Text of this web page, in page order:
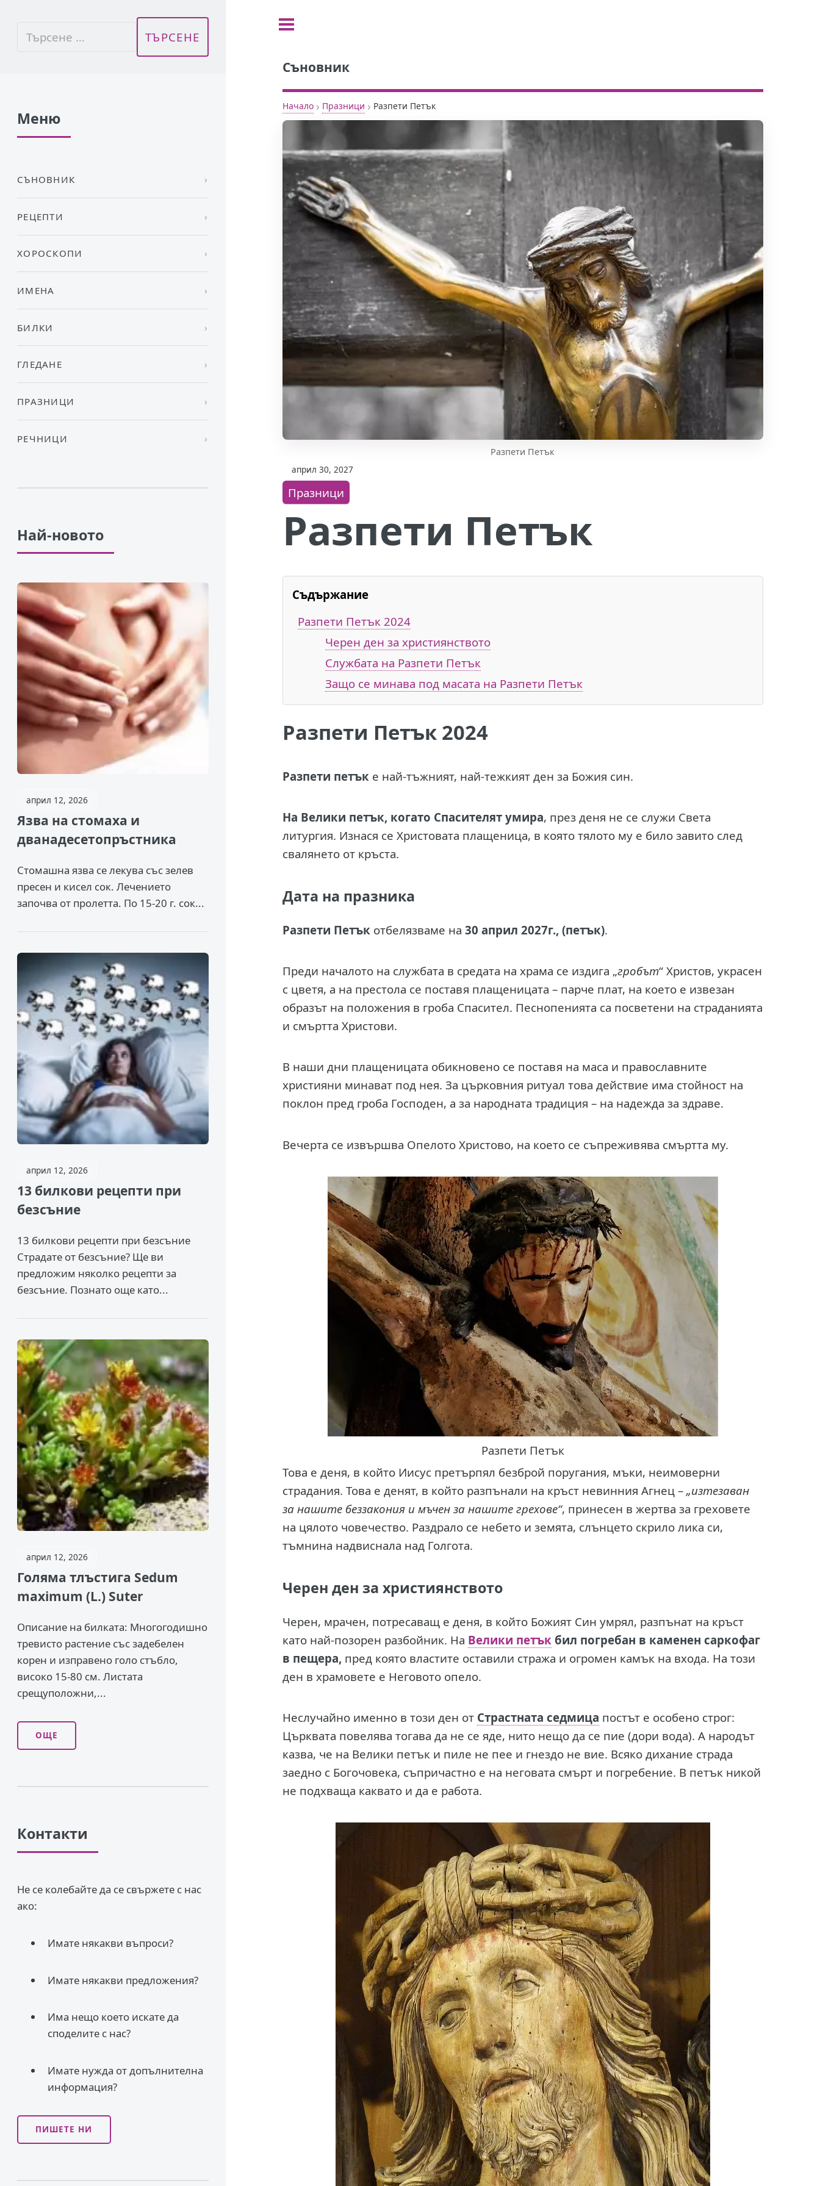
Съновник
Начало › Празници › Разпети Петък
Разпети Петък
април 30, 2027
Празници
Разпети Петък
Съдържание
Разпети Петък 2024
Черен ден за християнството
Службата на Разпети Петък
Защо се минава под масата на Разпети Петък
Разпети Петък 2024
Разпети петък е най-тъжният, най-тежкият ден за Божия син.
На Велики петък, когато Спасителят умира, през деня не се служи Света
литургия. Изнася се Христовата плащеница, в която тялото му е било завито след
свалянето от кръста.
Дата на празника
Разпети Петък отбелязваме на 30 април 2027г., (петък).
Преди началото на службата в средата на храма се издига „гробът“ Христов, украсен
с цветя, а на престола се поставя плащеницата – парче плат, на което е извезан
образът на положения в гроба Спасител. Песнопенията са посветени на страданията
и смъртта Христови.
В наши дни плащеницата обикновено се поставя на маса и православните
християни минават под нея. За църковния ритуал това действие има стойност на
поклон пред гроба Господен, а за народната традиция – на надежда за здраве.
Вечерта се извършва Опелото Христово, на което се съпреживява смъртта му.
Разпети Петък
Това е деня, в който Иисус претърпял безброй поругания, мъки, неимоверни
страдания. Това е денят, в който разпънали на кръст невинния Агнец – „изтезаван
за нашите беззакония и мъчен за нашите грехове“, принесен в жертва за греховете
на цялото човечество. Раздрало се небето и земята, слънцето скрило лика си,
тъмнина надвиснала над Голгота.
Черен ден за християнството
Черен, мрачен, потресаващ е деня, в който Божият Син умрял, разпънат на кръст
като най-позорен разбойник. На Велики петък бил погребан в каменен саркофаг
в пещера, пред която властите оставили стража и огромен камък на входа. На този
ден в храмовете е Неговото опело.
Неслучайно именно в този ден от Страстната седмица постът е особено строг:
Църквата повелява тогава да не се яде, нито нещо да се пие (дори вода). А народът
казва, че на Велики петък и пиле не пее и гнездо не вие. Всяко дихание страда
заедно с Богочовека, съпричастно е на неговата смърт и погребение. В петък никой
не подхваща каквато и да е работа.
Меню
СЪНОВНИК
РЕЦЕПТИ
ХОРОСКОПИ
ИМЕНА
БИЛКИ
ГЛЕДАНЕ
ПРАЗНИЦИ
РЕЧНИЦИ
Най-новото
април 12, 2026
Язва на стомаха и
дванадесетопръстника
Стомашна язва се лекува със зелев
пресен и кисел сок. Лечението
започва от пролетта. По 15-20 г. сок...
април 12, 2026
13 билкови рецепти при
безсъние
13 билкови рецепти при безсъние
Страдате от безсъние? Ще ви
предложим няколко рецепти за
безсъние. Познато още като...
април 12, 2026
Голяма тлъстига Sedum
maximum (L.) Suter
Описание на билката: Многогодишно
тревисто растение със задебелен
корен и изправено го­ло стъбло,
високо 15-80 см. Листата
срещуположни,...
ОЩЕ
Контакти
Не се колебайте да се свържете с нас
ако:
Имате някакви въпроси?
Имате някакви предложения?
Има нещо което искате да
споделите с нас?
Имате нужда от допълнителна
информация?
ПИШЕТЕ НИ